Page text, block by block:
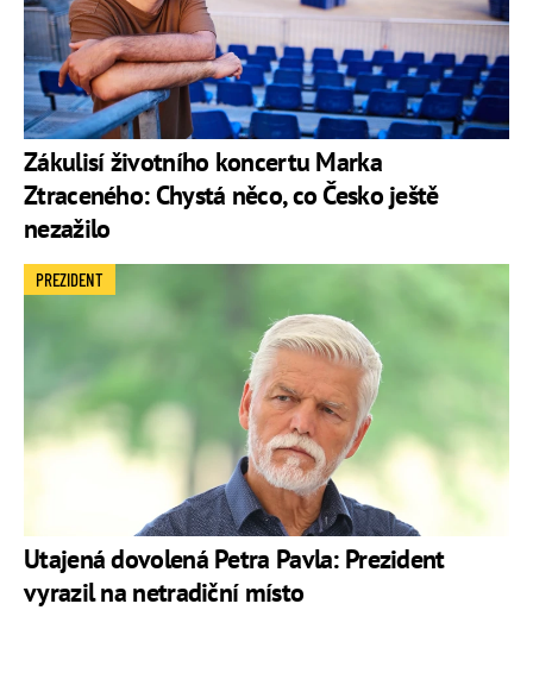
Zákulisí životního koncertu Marka
Ztraceného: Chystá něco, co Česko ještě
nezažilo
Utajená dovolená Petra Pavla: Prezident
vyrazil na netradiční místo
PREZIDENT